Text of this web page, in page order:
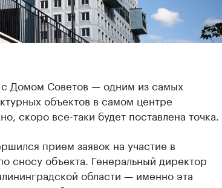
Домом Советов — одним из самых
объектов в самом центре
скоро все-таки будет поставлена точка.
прием заявок на участие в
сносу объекта. Генеральный директор
области — именно эта